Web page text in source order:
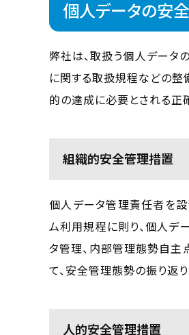
個人データの安
弊社は、取扱う個人データ
に関する取扱規程などの整
的の達成に必要とされる正
組織的安全管理措置
個人データ管理責任者を設
ム利用規程に則り、個人デ
タ管理、内部管理態勢自主
て、安全管理態勢の振り返り
人的安全管理措置